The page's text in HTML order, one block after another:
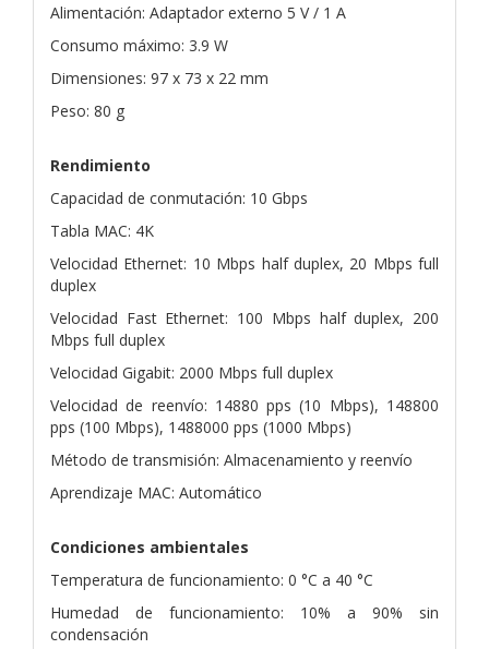
Alimentación: Adaptador externo 5 V / 1 A
Consumo máximo: 3.9 W
Dimensiones: 97 x 73 x 22 mm
Peso: 80 g
Rendimiento
Capacidad de conmutación: 10 Gbps
Tabla MAC: 4K
Velocidad Ethernet: 10 Mbps half duplex, 20 Mbps full
duplex
Velocidad Fast Ethernet: 100 Mbps half duplex, 200
Mbps full duplex
Velocidad Gigabit: 2000 Mbps full duplex
Velocidad de reenvío: 14880 pps (10 Mbps), 148800
pps (100 Mbps), 1488000 pps (1000 Mbps)
Método de transmisión: Almacenamiento y reenvío
Aprendizaje MAC: Automático
Condiciones ambientales
Temperatura de funcionamiento: 0 °C a 40 °C
Humedad de funcionamiento: 10% a 90% sin
condensación